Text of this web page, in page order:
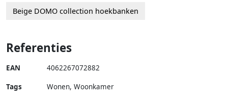
Beige DOMO collection hoekbanken
Referenties
EAN 4062267072882
Tags
Wonen, Woonkamer